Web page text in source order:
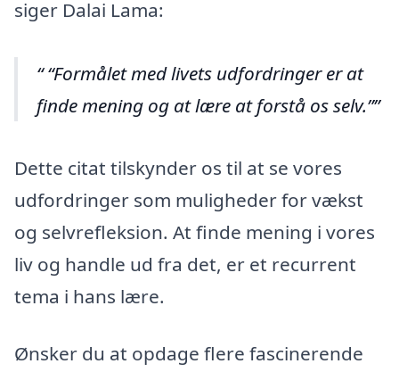
siger Dalai Lama:
“Formålet med livets udfordringer er at
finde mening og at lære at forstå os selv.”
Dette citat tilskynder os til at se vores
udfordringer som muligheder for vækst
og selvrefleksion. At finde mening i vores
liv og handle ud fra det, er et recurrent
tema i hans lære.
Ønsker du at opdage flere fascinerende